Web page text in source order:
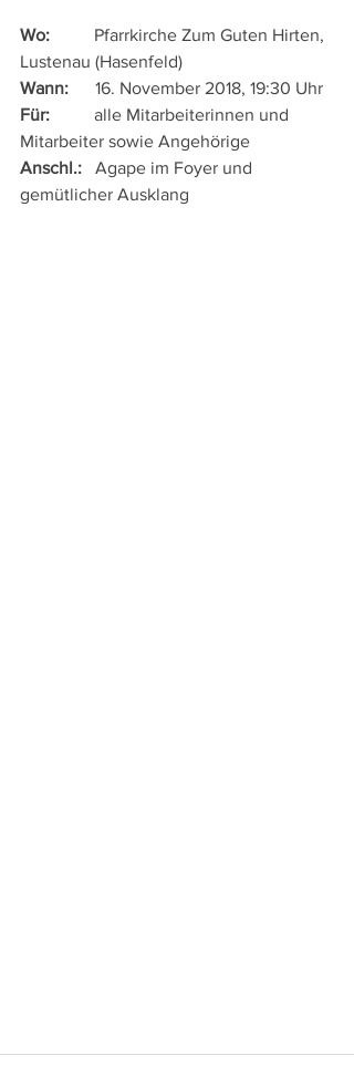
Wo:
         Pfarrkirche Zum Guten Hirten,
Lustenau (Hasenfeld)
Wann:
      16. November 2018, 19:30 Uhr
Für:
         alle Mitarbeiterinnen und
Mitarbeiter sowie Angehörige
Anschl.: Agape im Foyer und
gemütlicher Ausklang